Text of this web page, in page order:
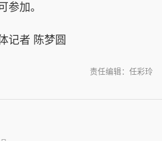
参加。
者 陈梦圆
责任编辑：任彩玲